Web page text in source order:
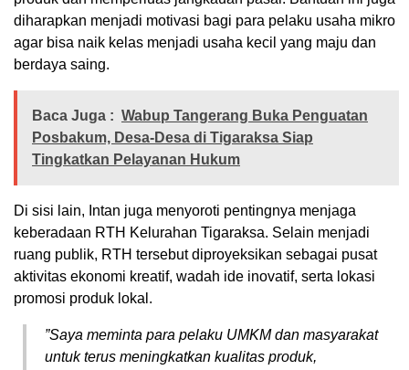
diharapkan menjadi motivasi bagi para pelaku usaha mikro
agar bisa naik kelas menjadi usaha kecil yang maju dan
berdaya saing.
Baca Juga : Wabup Tangerang Buka Penguatan
Posbakum, Desa-Desa di Tigaraksa Siap
Tingkatkan Pelayanan Hukum
​Di sisi lain, Intan juga menyoroti pentingnya menjaga
keberadaan RTH Kelurahan Tigaraksa. Selain menjadi
ruang publik, RTH tersebut diproyeksikan sebagai pusat
aktivitas ekonomi kreatif, wadah ide inovatif, serta lokasi
promosi produk lokal.
​”Saya meminta para pelaku UMKM dan masyarakat
untuk terus meningkatkan kualitas produk,